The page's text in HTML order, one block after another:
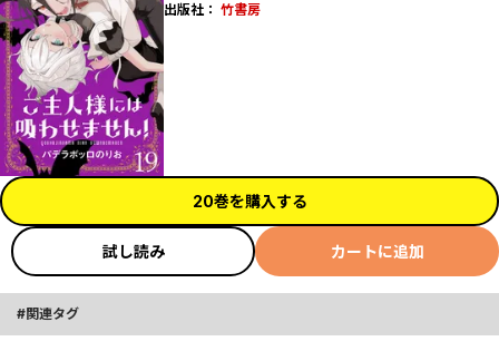
出版社： 竹書房
20巻を購入する
試し読み カートに追加
関連タグ